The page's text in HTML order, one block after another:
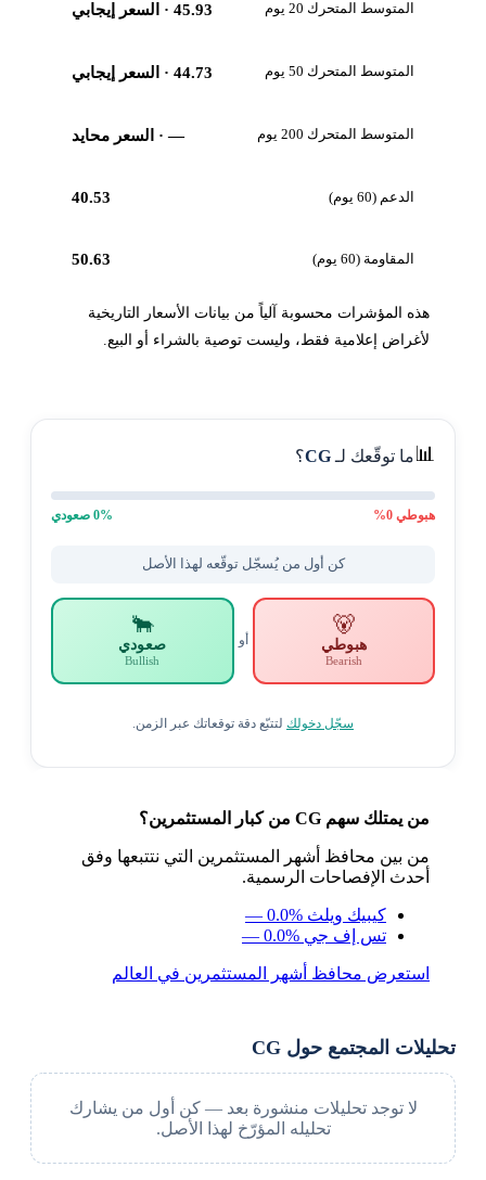
المتوسط المتحرك 20 يوم 45.93· السعر إيجابي
المتوسط المتحرك 50 يوم 44.73· السعر إيجابي
المتوسط المتحرك 200 يوم —· السعر محايد
الدعم (60 يوم) 40.53
المقاومة (60 يوم) 50.63
هذه المؤشرات محسوبة آلياً من بيانات الأسعار التاريخية
لأغراض إعلامية فقط، وليست توصية بالشراء أو البيع.
📊ما توقّعك لـCG؟
هبوطي0
%
0% صعودي
كن أول من يُسجّل توقّعه لهذا الأصل
🐻
هبوطي
Bearish
أو
🐂
صعودي
Bullish
سجّل دخولكلتتبّع دقة توقعاتك عبر الزمن.
من يمتلك سهم CG من كبار المستثمرين؟
من بين محافظ أشهر المستثمرين التي نتتبعها وفق
أحدث الإفصاحات الرسمية.
كيبيك ويلث — 0.0%
تس إف جي — 0.0%
استعرض محافظ أشهر المستثمرين في العالم
تحليلات المجتمع حول CG
لا توجد تحليلات منشورة بعد — كن أول من يشارك
تحليله المؤرّخ لهذا الأصل.